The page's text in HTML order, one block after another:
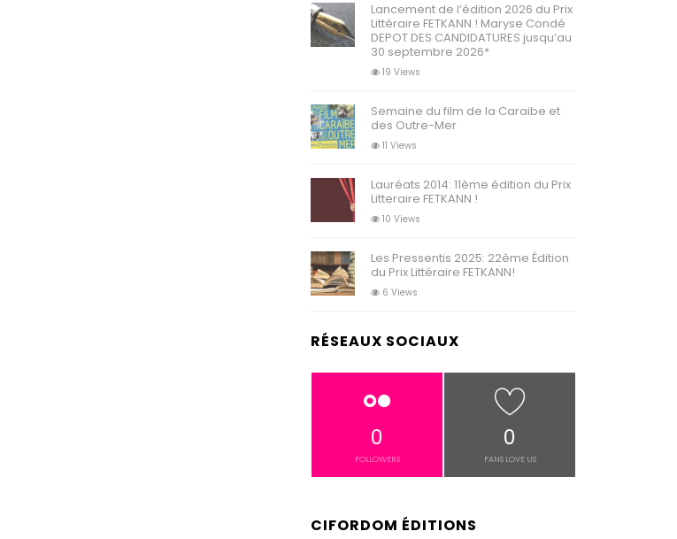
augmenter
le
Lancement de l’édition 2026 du Prix
Littéraire FETKANN ! Maryse Condé
DEPOT DES CANDIDATURES jusqu’au
30 septembre 2026*
19 Views
Semaine du film de la Caraibe et
des Outre-Mer
11 Views
Lauréats 2014: 11ème édition du Prix
Litteraire FETKANN !
10 Views
Les Pressentis 2025: 22ème Édition
du Prix Littéraire FETKANN!
6 Views
RÉSEAUX SOCIAUX
0
FOLLOWERS
0
FANS LOVE US
CIFORDOM ÉDITIONS